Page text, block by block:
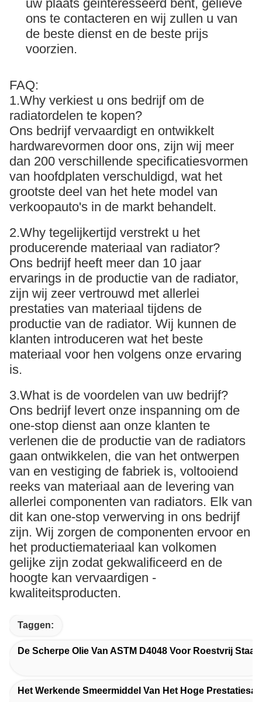
uw plaats geinteresseerd bent, gelieve
ons te contacteren en wij zullen u van
de beste dienst en de beste prijs
voorzien.
FAQ:
1.Why verkiest u ons bedrijf om de
radiatordelen te kopen?
Ons bedrijf vervaardigt en ontwikkelt
hardwarevormen door ons, zijn wij meer
dan 200 verschillende specificatiesvormen
van hoofdplaten verschuldigd, wat het
grootste deel van het hete model van
verkoopauto's in de markt behandelt.
2.Why tegelijkertijd verstrekt u het
producerende materiaal van radiator?
Ons bedrijf heeft meer dan 10 jaar
ervarings in de productie van de radiator,
zijn wij zeer vertrouwd met allerlei
prestaties van materiaal tijdens de
productie van de radiator. Wij kunnen de
klanten introduceren wat het beste
materiaal voor hen volgens onze ervaring
is.
3.What is de voordelen van uw bedrijf?
Ons bedrijf levert onze inspanning om de
one-stop dienst aan onze klanten te
verlenen die de productie van de radiators
gaan ontwikkelen, die van het ontwerpen
van en vestiging de fabriek is, voltooiend
reeks van materiaal aan de levering van
allerlei componenten van radiators. Elk van
dit kan one-stop verwerving in ons bedrijf
zijn. Wij zorgen de componenten ervoor en
het productiemateriaal kan volkomen
gelijke zijn zodat gekwalificeerd en de
hoogte kan vervaardigen -
kwaliteitsproducten.
Taggen:
De Scherpe Olie Van ASTM D4048 Voor Roestvrij Staal
Het Werkende Smeermiddel Van Het Hoge